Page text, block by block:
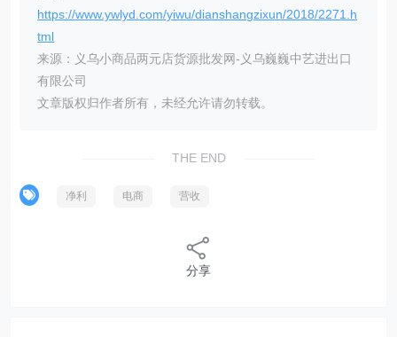
https://www.ywlyd.com/yiwu/dianshangzixun/2018/2271.h
tml
来源：义乌小商品两元店货源批发网-义乌巍巍中艺进出口
有限公司
文章版权归作者所有，未经允许请勿转载。
THE END
净利 电商 营收
分享